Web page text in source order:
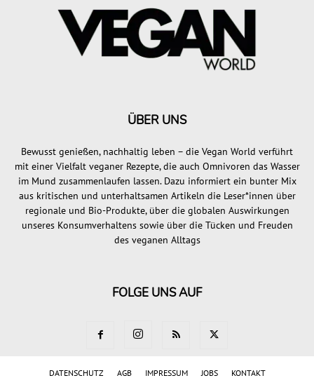
ÜBER UNS
Bewusst genießen, nachhaltig leben – die Vegan World verführt
mit einer Vielfalt veganer Rezepte, die auch Omnivoren das Wasser
im Mund zusammenlaufen lassen. Dazu informiert ein bunter Mix
aus kritischen und unterhaltsamen Artikeln die Leser*innen über
regionale und Bio-Produkte, über die globalen Auswirkungen
unseres Konsumverhaltens sowie über die Tücken und Freuden
des veganen Alltags
FOLGE UNS AUF
DATENSCHUTZ AGB IMPRESSUM JOBS KONTAKT